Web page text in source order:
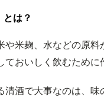
は？
や米麹、水などの原
おいしく飲むために
清酒で大事なのは、味